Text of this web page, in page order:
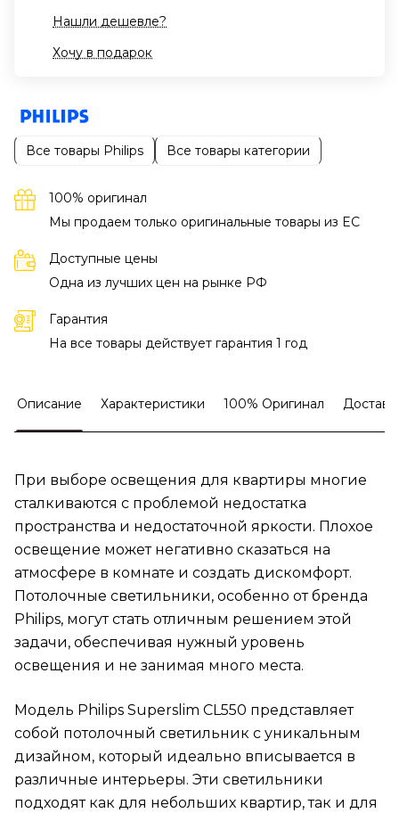
Нашли дешевле?
Хочу в подарок
Все товары Philips Все товары категории
100% оригинал
Мы продаем только оригинальные товары из EC
Доступные цены
Одна из лучших цен на рынке РФ
Гарантия
На все товары действует гарантия 1 год
Описание Характеристики 100% Оригинал
При выборе освещения для квартиры многие
сталкиваются с проблемой недостатка
пространства и недостаточной яркости. Плохое
освещение может негативно сказаться на
атмосфере в комнате и создать дискомфорт.
Потолочные светильники, особенно от бренда
Philips, могут стать отличным решением этой
задачи, обеспечивая нужный уровень
освещения и не занимая много места.
Модель Philips Superslim CL550 представляет
собой потолочный светильник с уникальным
дизайном, который идеально вписывается в
различные интерьеры. Эти светильники
подходят как для небольших квартир, так и для